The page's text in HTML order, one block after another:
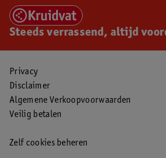
Steeds verrassend, altijd
Privacy
Disclaimer
Algemene Verkoopvoorwaarden
Veilig betalen
Zelf cookies beheren